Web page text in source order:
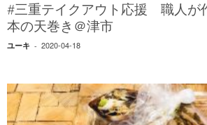
#三重テイクアウト応援 職人が
本の天巻き＠津市
ユーキ - 2020-04-18